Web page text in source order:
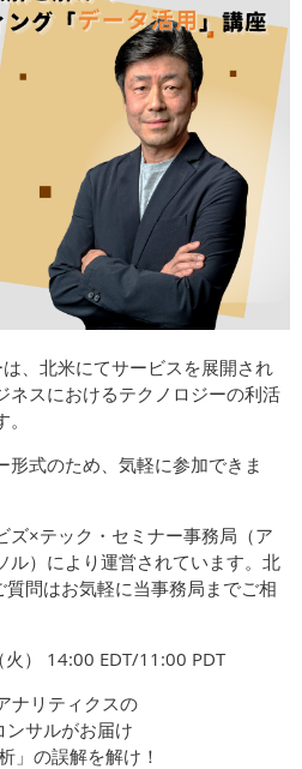
、北米にてサービスを展開され
ネスにおけるテクノロジーの利活
式のため、気軽に参加できま
×テック・セミナー事務局（ア
ル）により運営されています。北
問はお気軽に当事務局までご相
） 14:00 EDT/11:00 PDT
ナリティクスの
ンサルがお届け
」の誤解を解け！